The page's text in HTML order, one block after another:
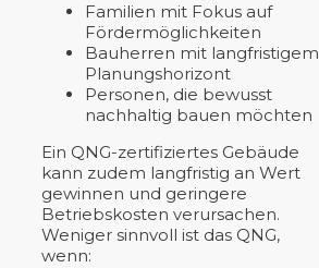
Familien mit Fokus auf
Fördermöglichkeiten
Bauherren mit langfristigem
Planungshorizont
Personen, die bewusst
nachhaltig bauen möchten
Ein QNG-zertifiziertes Gebäude
kann zudem langfristig an Wert
gewinnen und geringere
Betriebskosten verursachen.
Weniger sinnvoll ist das QNG,
wenn: